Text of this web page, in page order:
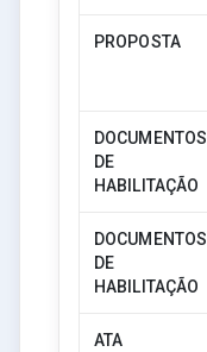
PROPOSTA
DOCUMENTOS
DE
HABILITAÇÃO
DOCUMENTOS
DE
HABILITAÇÃO
ATA